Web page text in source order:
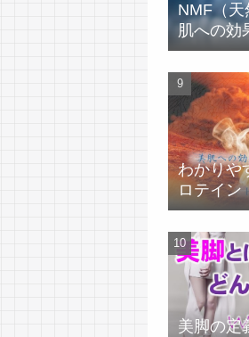
NMF（天
肌への効
わかりや
ロテイン
くり！
美脚の定